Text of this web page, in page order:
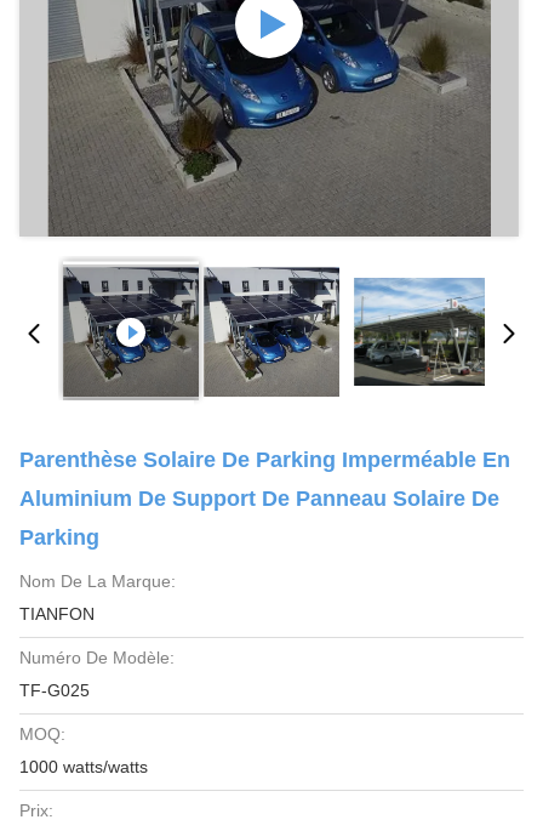
Parenthèse Solaire De Parking Imperméable En
Aluminium De Support De Panneau Solaire De
Parking
Nom De La Marque:
TIANFON
Numéro De Modèle:
TF-G025
MOQ:
1000 watts/watts
Prix: